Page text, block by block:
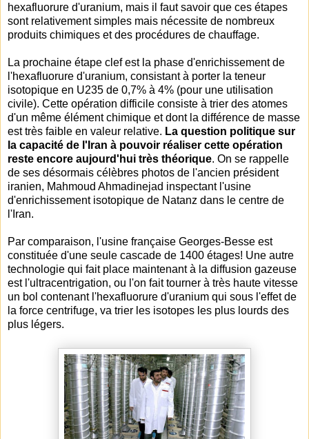
hexafluorure d'uranium, mais il faut savoir que ces étapes
sont relativement simples mais nécessite de nombreux
produits chimiques et des procédures de chauffage.
La prochaine étape clef est la phase d'enrichissement de
l'hexafluorure d'uranium, consistant à porter la teneur
isotopique en U235 de 0,7% à 4% (pour une utilisation
civile). Cette opération difficile consiste à trier des atomes
d'un même élément chimique et dont la différence de masse
est très faible en valeur relative. La question politique sur
la capacité de l'Iran à pouvoir réaliser cette opération
reste encore aujourd'hui très théorique. On se rappelle
de ses désormais célèbres photos de l'ancien président
iranien, Mahmoud Ahmadinejad inspectant l'usine
d'enrichissement isotopique de Natanz dans le centre de
l'Iran.
Par comparaison, l'usine française Georges-Besse est
constituée d'une seule cascade de 1400 étages! Une autre
technologie qui fait place maintenant à la diffusion gazeuse
est l'ultracentrigation, ou l'on fait tourner à très haute vitesse
un bol contenant l'hexafluorure d'uranium qui sous l'effet de
la force centrifuge, va trier les isotopes les plus lourds des
plus légers.